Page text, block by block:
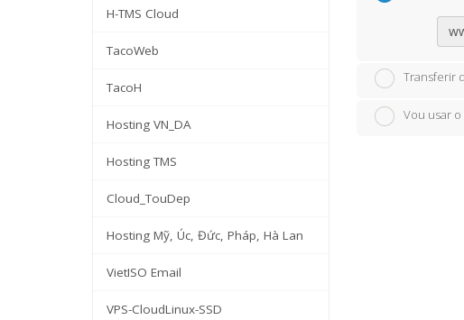
H-TMS Cloud
TacoWeb
TacoH
Hosting VN_DA
Hosting TMS
Cloud_TouDep
Hosting Mỹ, Úc, Đức, Pháp, Hà Lan
VietISO Email
VPS-CloudLinux-SSD
Transferir
Vou usar